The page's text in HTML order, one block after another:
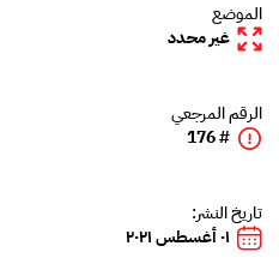
الموضع
غير محدد
الرقم المرجعي
# 176
تاريخ النشر:
٠١ أغسطس ٢٠٢١